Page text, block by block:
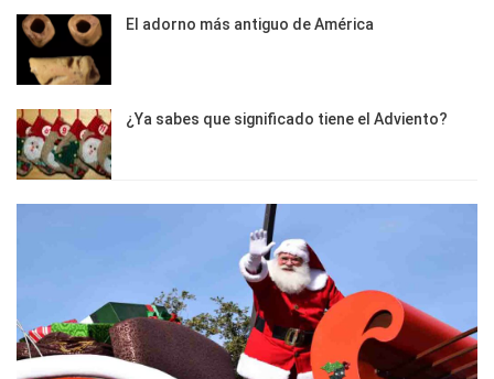
El adorno más antiguo de América
¿Ya sabes que significado tiene el Adviento?